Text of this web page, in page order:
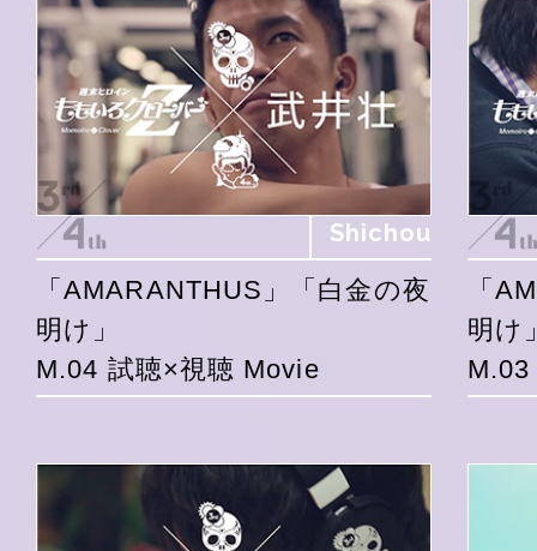
Shichou
「AMARANTHUS」「白金の夜
明け」
M.04 試聴×視聴 Movie
「
明け